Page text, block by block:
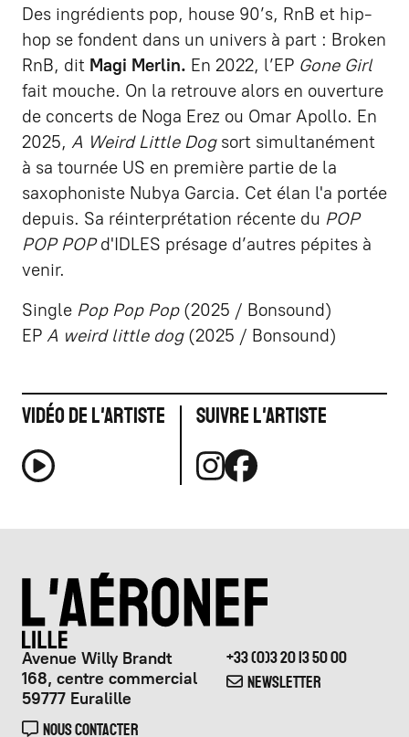
Des ingrédients pop, house 90’s, RnB et hip-
hop se fondent dans un univers à part : Broken
RnB, dit Magi Merlin. En 2022, l’EP Gone Girl
fait mouche. On la retrouve alors en ouverture
de concerts de Noga Erez ou Omar Apollo. En
2025, A Weird Little Dogsort simultanément
à sa tournée US en première partie de la
saxophoniste Nubya Garcia. Cet élan l'a portée
depuis. Sa réinterprétation récente du POP
POP POPd'IDLES présage d’autres pépites à
venir.
Single Pop Pop Pop(2025 / Bonsound)
EP A weird little dog(2025 / Bonsound)
Vidéo de l'artiste Suivre l'artiste
Avenue Willy Brandt
168, centre commercial
59777 Euralille
NOUS CONTACTER
+33 (0)3 20 13 50 00
NEWSLETTER